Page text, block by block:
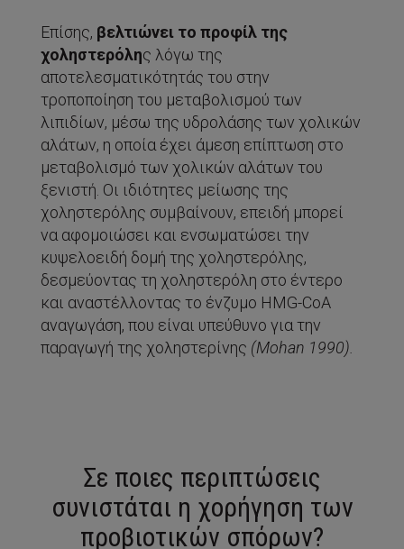
Επίσης, βελτιώνει το προφίλ της
χοληστερόλης λόγω της
αποτελεσματικότητάς του στην
τροποποίηση του μεταβολισμού των
λιπιδίων, μέσω της υδρολάσης των χολικών
αλάτων, η οποία έχει άμεση επίπτωση στο
μεταβολισμό των χολικών αλάτων του
ξενιστή. Οι ιδιότητες μείωσης της
χοληστερόλης συμβαίνουν, επειδή μπορεί
να αφομοιώσει και ενσωματώσει την
κυψελοειδή δομή της χοληστερόλης,
δεσμεύοντας τη χοληστερόλη στο έντερο
και αναστέλλοντας το ένζυμο HMG-CoA
αναγωγάση, που είναι υπεύθυνο για την
παραγωγή της χοληστερίνης (Mohan 1990).
Σε ποιες περιπτώσεις
συνιστάται η χορήγηση των
προβιοτικών σπόρων?